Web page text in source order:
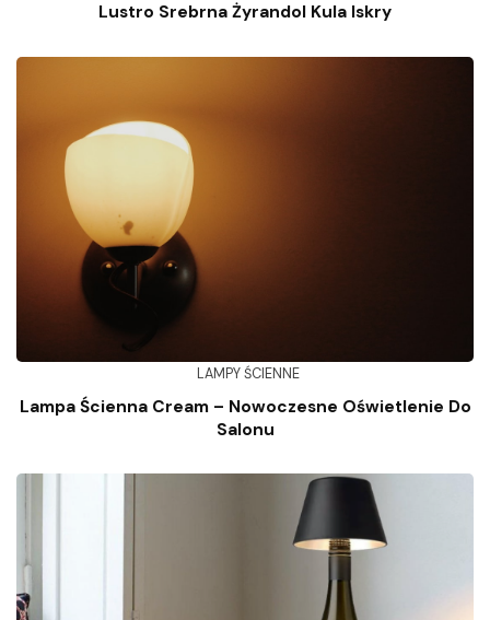
Lustro Srebrna Żyrandol Kula Iskry
LAMPY ŚCIENNE
Lampa Ścienna Cream – Nowoczesne Oświetlenie Do
Salonu